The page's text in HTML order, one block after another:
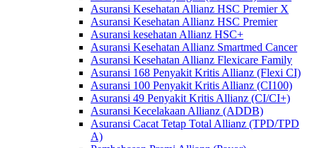
Asuransi Kesehatan Allianz HSC Premier X
Asuransi Kesehatan Allianz HSC Premier
Asuransi kesehatan Allianz HSC+
Asuransi Kesehatan Allianz Smartmed Cancer
Asuransi Kesehatan Allianz Flexicare Family
Asuransi 168 Penyakit Kritis Allianz (Flexi CI)
Asuransi 100 Penyakit Kritis Allianz (CI100)
Asuransi 49 Penyakit Kritis Allianz (CI/CI+)
Asuransi Kecelakaan Allianz (ADDB)
Asuransi Cacat Tetap Total Allianz (TPD/TPD
A)